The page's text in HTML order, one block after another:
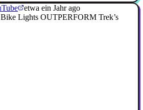
etwa ein Jahr ago